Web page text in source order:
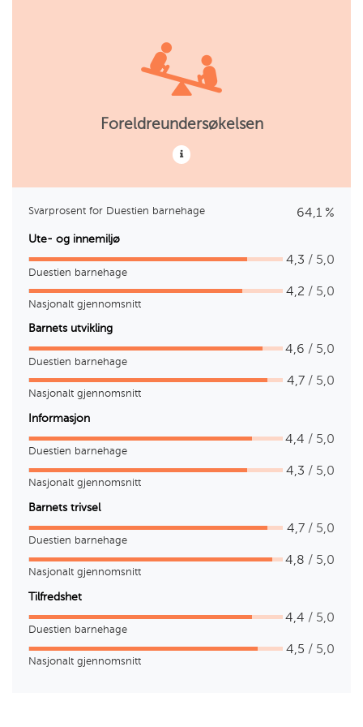
Foreldreundersøkelsen
Svarprosent for Duestien barnehage 64,1 %
Ute- og innemiljø
4,3 / 5,0
Duestien barnehage
4,2 / 5,0
Nasjonalt gjennomsnitt
Barnets utvikling
4,6 / 5,0
Duestien barnehage
4,7 / 5,0
Nasjonalt gjennomsnitt
Informasjon
4,4 / 5,0
Duestien barnehage
4,3 / 5,0
Nasjonalt gjennomsnitt
Barnets trivsel
4,7 / 5,0
Duestien barnehage
4,8 / 5,0
Nasjonalt gjennomsnitt
Tilfredshet
4,4 / 5,0
Duestien barnehage
4,5 / 5,0
Nasjonalt gjennomsnitt